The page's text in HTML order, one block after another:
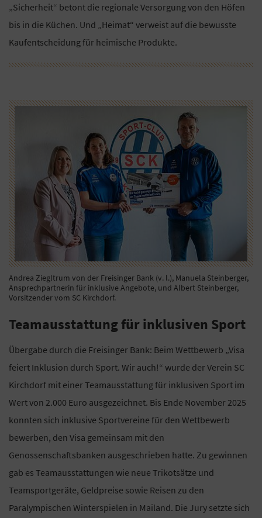
„Sicherheit“ betont die regionale Versorgung von den Höfen
bis in die Küchen. Und „Heimat“ verweist auf die bewusste
Kaufentscheidung für heimische Produkte.
Andrea Ziegltrum von der Freisinger Bank (v. l.), Manuela Steinberger,
Ansprechpartnerin für inklusive Angebote, und Albert Steinberger,
Vorsitzender vom SC Kirchdorf.
Teamausstattung für inklusiven Sport
Übergabe durch die Freisinger Bank: Beim Wettbewerb „Visa
feiert Inklusion durch Sport. Wir auch!“ wurde der Verein SC
Kirchdorf mit einer Teamausstattung für inklusiven Sport im
Wert von 2.000 Euro ausgezeichnet. Bis Ende November 2025
konnten sich inklusive Sportvereine für den Wettbewerb
bewerben, den Visa gemeinsam mit den
Genossenschaftsbanken ausgeschrieben hatte. Zu gewinnen
gab es Teamausstattungen wie neue Trikotsätze und
Teamsportgeräte, Geldpreise sowie Reisen zu den
Paralympischen Winterspielen in Mailand. Die Jury setzte sich